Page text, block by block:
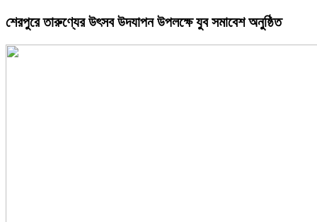
শেরপুরে তারুণ্যের উৎসব উদযাপন উপলক্ষে যুব সমাবেশ অনুষ্ঠিত